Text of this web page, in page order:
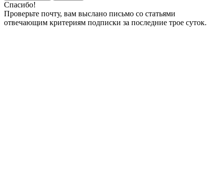
Спасибо!
Проверьте почту, вам выслано письмо со статьями
отвечающим критериям подписки за последние трое суток.